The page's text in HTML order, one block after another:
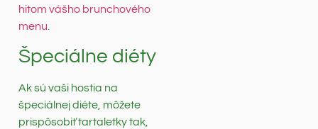
hitom vášho brunchového
menu
Špeciálne diéty
Ak sú vaši hostia na
špeciálnej diéte, môžete
prispôsobiť tartaletky tak,